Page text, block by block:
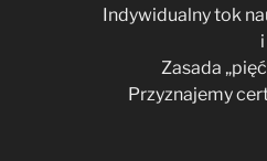
Indywidualny tok
Zasada
Przyznajemy